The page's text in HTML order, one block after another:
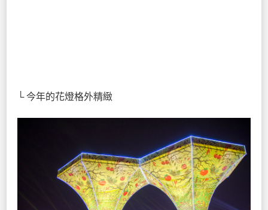
└ 今年的花燈格外精緻